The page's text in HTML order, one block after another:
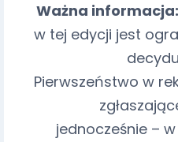
Ważna informacja:
w tej edycji jest
Pierwszeństwo w
jednocześnie –